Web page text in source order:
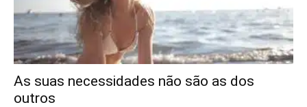
As suas necessidades não são as dos
outros